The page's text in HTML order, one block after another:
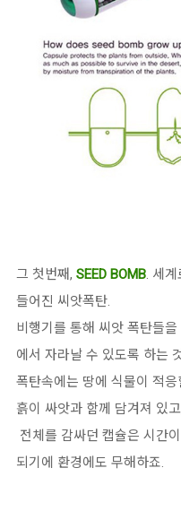
그 첫번째, SEED BOMB. 세
들어진 씨앗폭탄.
비행기를 통해 씨앗 폭탄들
에서 자라날 수 있도록 하는
폭탄속에는 땅에 식물이 적
흙이 싸앗과 함께 담겨져 있
전체를 감싸던 캡슐은 시간
되기에 환경에도 무해하죠.